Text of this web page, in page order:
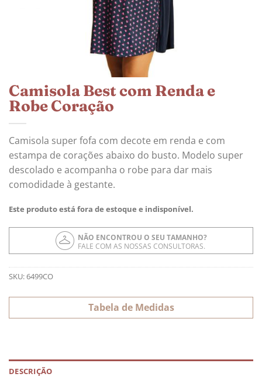
Camisola Best com Renda e
Robe Coração
Camisola super fofa com decote em renda e com
estampa de corações abaixo do busto. Modelo super
descolado e acompanha o robe para dar mais
comodidade à gestante.
Este produto está fora de estoque e indisponível.
NÃO ENCONTROU O SEU TAMANHO?
FALE COM AS NOSSAS CONSULTORAS.
SKU:6499CO
Tabela de Medidas
DESCRIÇÃO